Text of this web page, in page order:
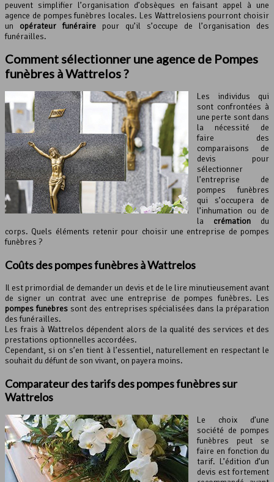
peuvent simplifier l’organisation d’obsèques en faisant appel à une
agence de pompes funèbres locales. Les Wattrelosiens pourront choisir
un opérateur funéraire pour qu’il s’occupe de l’organisation des
funérailles.
Comment sélectionner une agence de Pompes
funèbres à Wattrelos ?
Les individus qui
sont confrontées à
une perte sont dans
la nécessité de
faire des
comparaisons de
devis pour
sélectionner
l’entreprise de
pompes funèbres
qui s’occupera de
l’inhumation ou de
la crémation du
corps. Quels éléments retenir pour choisir une entreprise de pompes
funèbres ?
Coûts des pompes funèbres à Wattrelos
Il est primordial de demander un devis et de le lire minutieusement avant
de signer un contrat avec une entreprise de pompes funèbres. Les
pompes funèbressont des entreprises spécialisées dans la préparation
des funérailles.
Les frais à Wattrelos dépendent alors de la qualité des services et des
prestations optionnelles accordées.
Cependant, si on s’en tient à l’essentiel, naturellement en respectant le
souhait du défunt de son vivant, on payera moins.
Comparateur des tarifs despompes funèbressur
Wattrelos
Le choix d’une
société de pompes
funèbres peut se
faire en fonction du
tarif. L’édition d’un
devis est fortement